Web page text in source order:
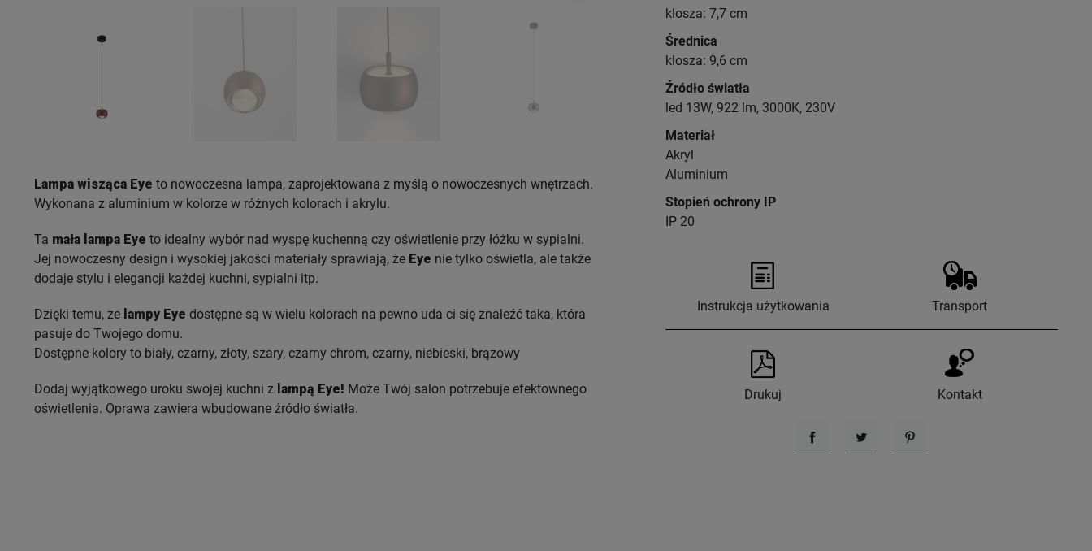
Lampa wisząca Eye to nowoczesna lampa, zaprojektowana z myślą o nowoczesnych wnętrzach.
Wykonana z aluminium w kolorze w różnych kolorach i akrylu.
Ta mała lampa Eye to idealny wybór nad wyspę kuchenną czy oświetlenie przy łóżku w sypialni.
Jej nowoczesny design i wysokiej jakości materiały sprawiają, że Eye nie tylko oświetla, ale także
dodaje stylu i elegancji każdej kuchni, sypialni itp.
Dzięki temu, ze lampy Eye dostępne są w wielu kolorach na pewno uda ci się znaleźć taka, która
pasuje do Twojego domu.
Dostępne kolory to biały, czarny, złoty, szary, czarny chrom, czarny, niebieski, brązowy
Dodaj wyjątkowego uroku swojej kuchni z lampą Eye! Może Twój salon potrzebuje efektownego
oświetlenia. Oprawa zawiera wbudowane źródło światła.
klosza: 7,7 cm
Średnica
klosza: 9,6 cm
Źródło światła
led 13W, 922 lm, 3000K, 230V
Materiał
Akryl
Aluminium
Stopień ochrony IP
IP 20
Instrukcja użytkowania Transport
Drukuj Kontakt
UdostępnijTweetujPinterest